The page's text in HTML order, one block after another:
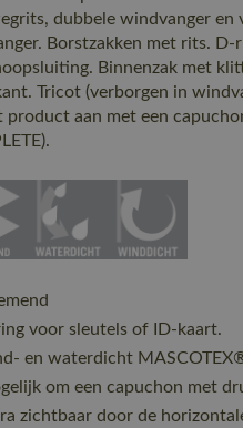
dubbele windvanger en
Borstzakken met rits. D-
Binnenzak met
Tricot (verborgen in
product aan met een
voor sleutels of ID-kaart.
en waterdicht
om een capuchon met
zichtbaar door de